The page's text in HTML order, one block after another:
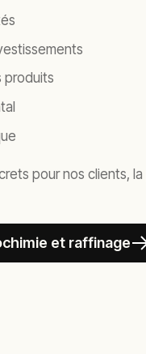
produits
pour nos clients,
et raffinage